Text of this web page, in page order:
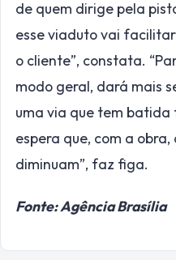
de quem dirige pela
esse viaduto vai
o cliente”, constata.
modo geral, dará mais
uma via que tem batida
espera que, com a obra,
diminuam”, faz figa.
Fonte: Agência Brasília